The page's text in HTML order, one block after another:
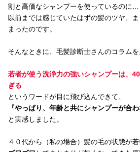
割と高価なシャンプーを使っているのに…
以前までは感じていたはずの髪のツヤ、
まったのです。
そんなときに、毛髪診断士さんのコラム
若者が使う洗浄力の強いシャンプーは、
ぎる
というワードが目に飛び込んできて、
『やっぱり、年齢と共にシャンプーが合
と実感しました。
４０代から（私の場合）髪の毛の状態が